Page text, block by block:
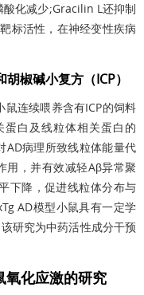
酸化减少;Gracilin L还抑制
标活性，在神经变性疾病
椒碱小复方（ICP）
鼠连续喂养含有ICP的饲料
白及线粒体相关蛋白的
AD病理所致线粒体能量代
用，并有效减轻Aβ异常聚
下降，促进线粒体分布与
AD模型小鼠具有一定学
研究为中药活性成分干预
氧化应激的研究